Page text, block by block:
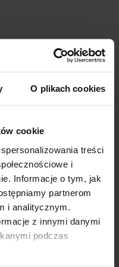
O plikach cookies
cookie
treści
i
Informacje o tym, jak
partnerom
i analitycznym.
z innymi danymi
podczas
głębokości i
gleby i niszczy
i umożliwia